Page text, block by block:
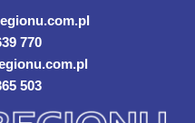
770
503